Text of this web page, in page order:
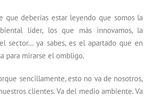
que deberías estar leyendo que somos la
líder, los que más innovamos, la
sector… ya sabes, es el apartado que en
para mirarse el ombligo.
sencillamente, esto no va de nosotros,
clientes. Va del medio ambiente. Va